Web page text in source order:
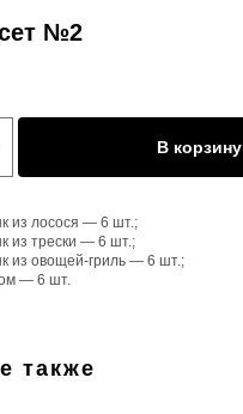
№2
В корзину
лосося — 6 шт.;
трески — 6 шт.;
овощей-гриль — 6 шт.;
— 6 шт.
также